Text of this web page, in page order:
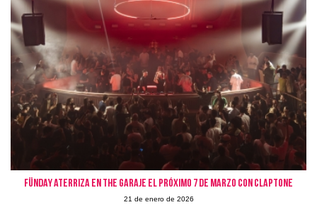
FÜNDAY aterriza en The Garaje el próximo 7 de marzo con Claptone
21 de enero de 2026